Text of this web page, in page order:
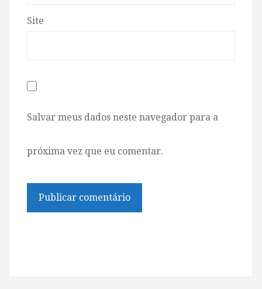
Site
Salvar meus dados neste navegador para a
próxima vez que eu comentar.